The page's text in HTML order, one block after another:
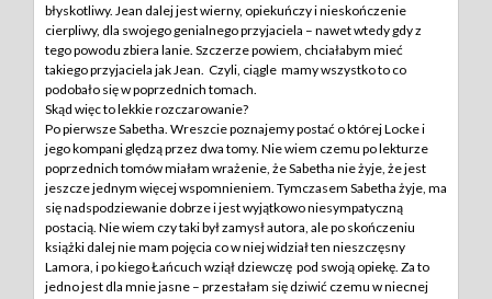
błyskotliwy. Jean dalej jest wierny, opiekuńczy i nieskończenie
cierpliwy, dla swojego genialnego przyjaciela – nawet wtedy gdy z
tego powodu zbiera lanie. Szczerze powiem, chciałabym mieć
takiego przyjaciela jak Jean. Czyli, ciągle mamy wszystko to co
podobało się w poprzednich tomach.
Skąd więc to lekkie rozczarowanie?
Po pierwsze Sabetha. Wreszcie poznajemy postać o której Locke i
jego kompani ględzą przez dwa tomy. Nie wiem czemu po lekturze
poprzednich tomów miałam wrażenie, że Sabetha nie żyje, że jest
jeszcze jednym więcej wspomnieniem. Tymczasem Sabetha żyje, ma
się nadspodziewanie dobrze i jest wyjątkowo niesympatyczną
postacią. Nie wiem czy taki był zamysł autora, ale po skończeniu
książki dalej nie mam pojęcia co w niej widział ten nieszczęsny
Lamora, i po kiego Łańcuch wziął dziewczę pod swoją opiekę. Za to
jedno jest dla mnie jasne – przestałam się dziwić czemu w niecnej